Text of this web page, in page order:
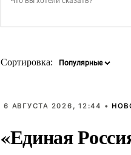
Сортировка:
6 АВГУСТА 2026, 12:44 •
«Единая